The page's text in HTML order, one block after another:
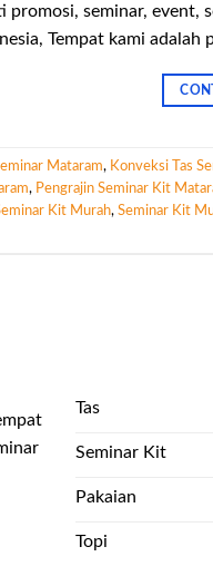
promosi, seminar, event,
Tempat kami adalah
Mataram, Konveksi Tas
, Pengrajin Seminar Kit
Kit Murah, Seminar Kit
Tas
Seminar Kit
Pakaian
Topi